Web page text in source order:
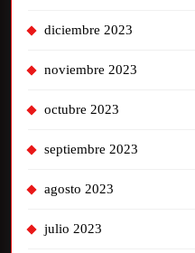
diciembre 2023
noviembre 2023
octubre 2023
septiembre 2023
agosto 2023
julio 2023